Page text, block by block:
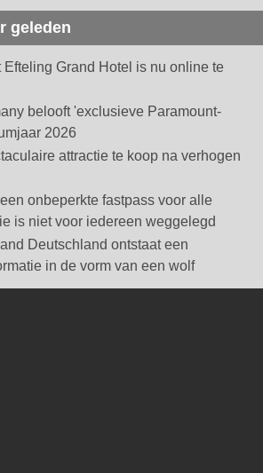
geleden
Efteling Grand Hotel is nu online te
belooft 'exclusieve Paramount-
2026
attractie te koop na verhogen
onbeperkte fastpass voor alle
is niet voor iedereen weggelegd
Deutschland ontstaat een
in de vorm van een wolf